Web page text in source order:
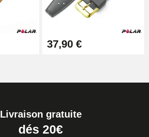
Boîte Pompe Bracelet Montre -
Diamètre 1,50 mm - 8 à 25 mm
Extracteur de Bracelet de
Montre Facile
37,90 €
Livraison gratuite
dés 20€